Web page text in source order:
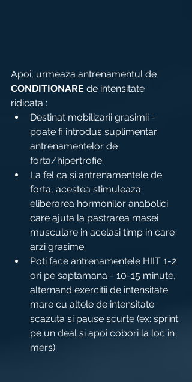
Apoi, urmeaza antrenamentul de
CONDITIONARE de intensitate
ridicata :
Destinat mobilizarii grasimii -
poate fi introdus suplimentar
antrenamentelor de
forta/hipertrofie.
La fel ca si antrenamentele de
forta, acestea stimuleaza
eliberarea hormonilor anabolici
care ajuta la pastrarea masei
musculare in acelasi timp in care
arzi grasime.
Poti face antrenamentele HIIT 1-2
ori pe saptamana - 10-15 minute,
alternand exercitii de intensitate
mare cu altele de intensitate
scazuta si pause scurte (ex: sprint
pe un deal si apoi cobori la loc in
mers).